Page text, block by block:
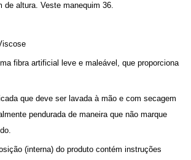
de altura. Veste manequim 36.
fibra artificial leve e maleável, que proporciona
que deve ser lavada à mão e com secagem
pendurada de maneira que não marque
(interna) do produto contém instruções